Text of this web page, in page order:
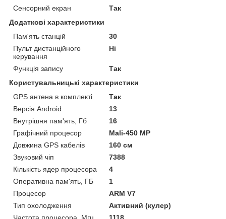
Сенсорний екран
Так
Додаткові характеристики
Пам'ять станцій
30
Пульт дистанційного
керування
Ні
Функція запису
Так
Користувальницькі характеристики
GPS антена в комплекті
Так
Версія Android
13
Внутрішня пам'ять, Гб
16
Графічний процесор
Mali-450 MP
Довжина GPS кабелів
160 см
Звуковий чіп
7388
Кількість ядер процесора
4
Оперативна пам'ять, ГБ
1
Процесор
ARM V7
Тип охолодження
Активний (кулер)